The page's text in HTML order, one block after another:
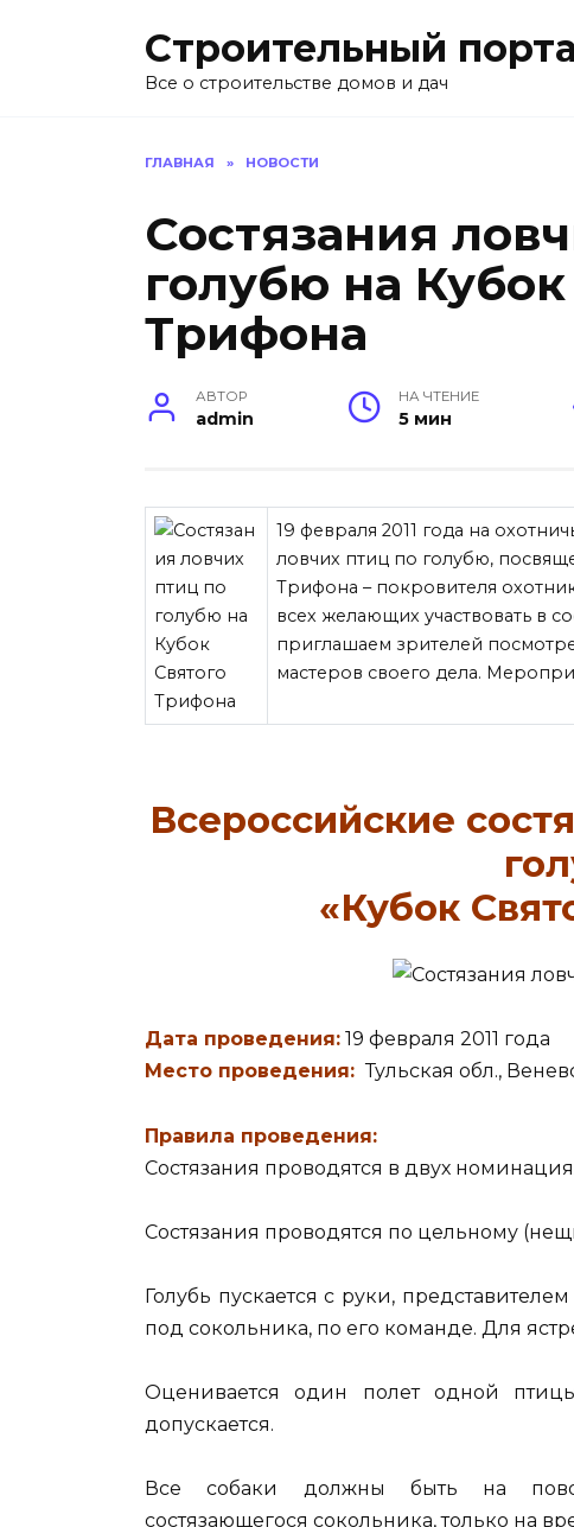
Строительный
Все о строительстве домов и дач
ГЛАВНАЯ » НОВОСТИ
Состязания
голубю на
Трифона
АВТОР
admin
НА ЧТЕНИЕ
5 мин
19 февраля 2011 года на
ловчих птиц по голубю,
Трифона – покровителя
всех желающих участвовать в
приглашаем зрителей
мастеров своего дела.
Всероссийские
«Кубок
Дата проведения: 19 февраля 2011 года
Место проведения: Тульская обл.,
Правила проведения:
Состязания проводятся в двух
Состязания проводятся по цельному
Голубь пускается с руки,
под сокольника, по его команде. Для
Оценивается один полет одной
допускается.
Все собаки должны быть на
состязающегося сокольника, только на